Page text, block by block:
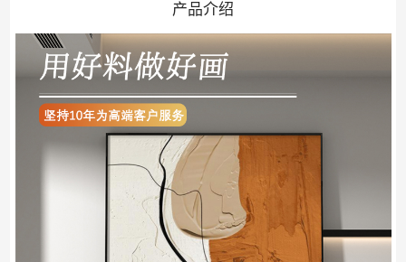
产品介绍